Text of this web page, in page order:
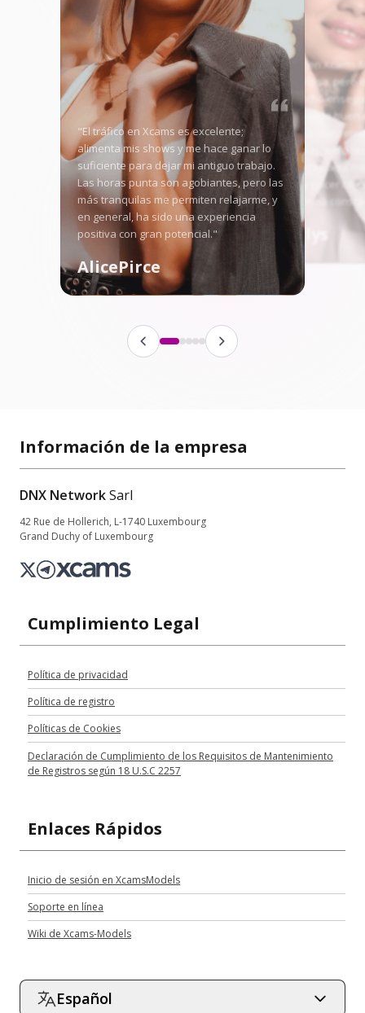
"El tráfico en Xcams es excelente;
alimenta mis shows y me hace ganar lo
suficiente para dejar mi antiguo trabajo.
Las horas punta son agobiantes, pero las
más tranquilas me permiten relajarme, y
en general, ha sido una experiencia
positiva con gran potencial."
AlicePirce
"Empezar en Xcams-
puso nerviosa, pero
me enganchó
estoy ganando
semana. La
algunos días, pero las
herramientas aquí
destacar y hacer
fans de forma
Angellys
Información de la empresa
DNX NetworkSarl
42 Rue de Hollerich, L-1740 Luxembourg
Grand Duchy of Luxembourg
Cumplimiento Legal
Política de privacidad
Política de registro
Políticas de Cookies
Declaración de Cumplimiento de los Requisitos de Mantenimiento
de Registros según 18 U.S.C 2257
Enlaces Rápidos
Inicio de sesión en XcamsModels
Soporte en línea
Wiki de Xcams-Models
Español